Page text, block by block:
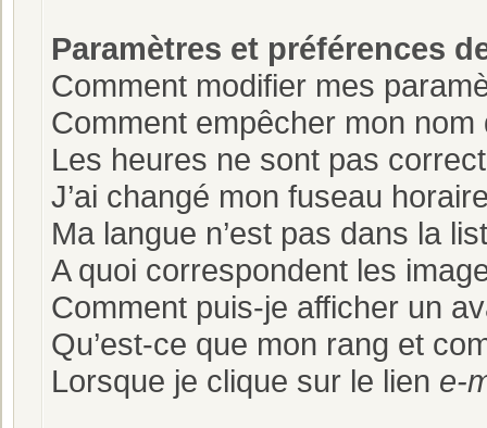
Paramètres et préférences
Comment modifier mes
Comment empêcher mon
Les heures ne sont pas
J’ai changé mon fuseau
Ma langue n’est pas dans la
A quoi correspondent les
Comment puis-je afficher un
Qu’est-ce que mon rang et
Lorsque je clique sur le lien e-